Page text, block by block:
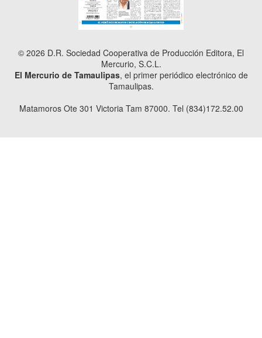
© 2026 D.R. Sociedad Cooperativa de Producción Editora, El
Mercurio, S.C.L.
El Mercurio de Tamaulipas, el primer periódico electrónico de
Tamaulipas.
Matamoros Ote 301 Victoria Tam 87000. Tel (834)172.52.00